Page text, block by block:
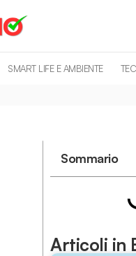
SMART LIFE E AMBIENTE
Sommario
Articoli in